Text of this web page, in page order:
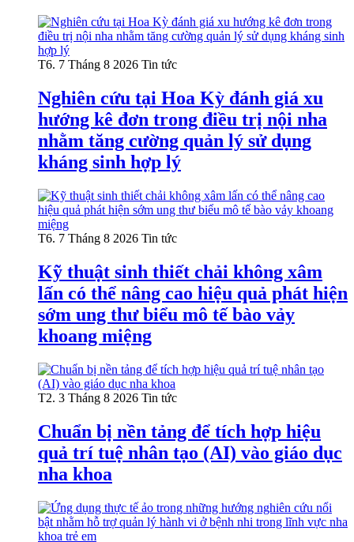
T6. 7 Tháng 8 2026 Tin tức
Nghiên cứu tại Hoa Kỳ đánh giá xu
hướng kê đơn trong điều trị nội nha
nhằm tăng cường quản lý sử dụng
kháng sinh hợp lý
T6. 7 Tháng 8 2026 Tin tức
Kỹ thuật sinh thiết chải không xâm
lấn có thể nâng cao hiệu quả phát hiện
sớm ung thư biểu mô tế bào vảy
khoang miệng
T2. 3 Tháng 8 2026 Tin tức
Chuẩn bị nền tảng để tích hợp hiệu
quả trí tuệ nhân tạo (AI) vào giáo dục
nha khoa